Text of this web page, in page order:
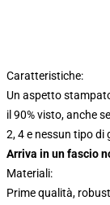
Caratteristiche:
Un aspetto
il 90% visto, anche
2, 4 e nessun tipo di
Arriva in un fascio
Materiali:
Prime qualità,